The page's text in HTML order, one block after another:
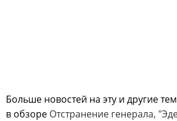
Больше новостей на эту и другие
в обзоре Отстранение генерала,